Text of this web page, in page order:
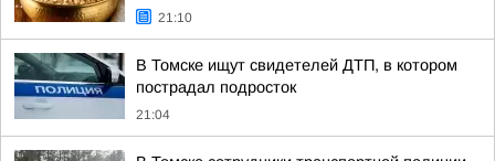
21:10
В Томске ищут свидетелей ДТП, в котором
пострадал подросток
21:04